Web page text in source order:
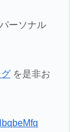
ーソナル
を是非お